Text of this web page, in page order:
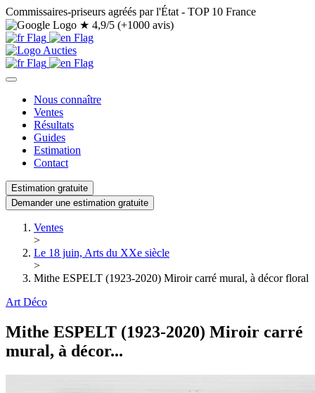
Commissaires-priseurs agréés par l'État - TOP 10 France
★ 4,9/5 (+1000 avis)
Nous connaître
Ventes
Résultats
Guides
Estimation
Contact
Estimation gratuite
Demander une estimation gratuite
Ventes
>
Le 18 juin, Arts du XXe siècle
>
Mithe ESPELT (1923-2020) Miroir carré mural, à décor floral
Art Déco
Mithe ESPELT (1923-2020) Miroir carré
mural, à décor...